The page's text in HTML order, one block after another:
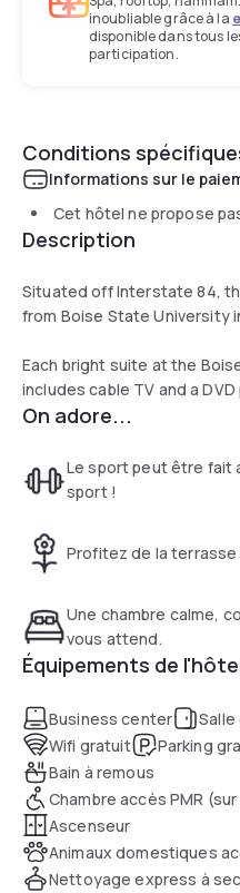
inoubliable grâce à la
disponible dans tous
participation.
Conditions
Informations sur le
Cet hôtel ne propose
Description
Situated off Interstate 84,
from Boise State University
Each bright suite at the
includes cable TV and a
meals with the kitchenette,
The on-site gym boasts
indoor hot tub and a
snacks and ice cream.
On adore...
Le sport peut être fait
sport !
Profitez de la
Une chambre calme,
vous attend.
Équipements de
Business center
Salle
Wifi gratuit
Parking
Bain à remous
Chambre accès PMR
Ascenseur
Animaux domestiques
Nettoyage express à sec